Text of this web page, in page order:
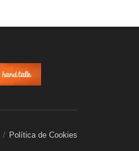
Política de Cookies